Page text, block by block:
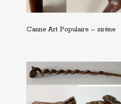
Canne Art Populaire – sirène